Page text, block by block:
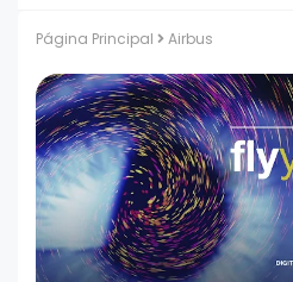
Página Principal Airbus